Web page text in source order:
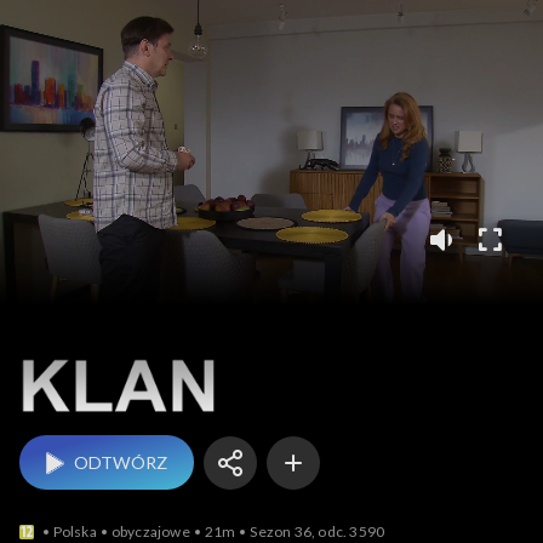
Klan
ODTWÓRZ
Polska obyczajowe 21m Sezon 36, odc. 3590